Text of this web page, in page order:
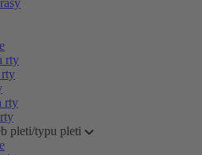
rty
rty
rty
pleti/typu pleti